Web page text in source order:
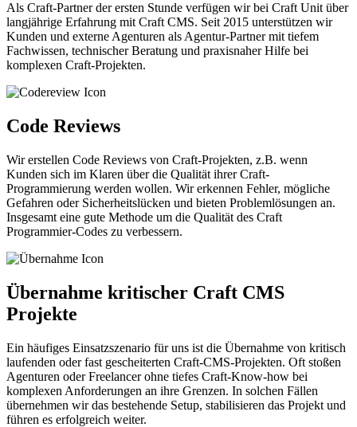
Als Craft-Partner der ersten Stunde verfügen wir bei Craft Unit über
langjährige Erfahrung mit Craft CMS. Seit 2015 unterstützen wir
Kunden und externe Agenturen als Agentur-Partner mit tiefem
Fachwissen, technischer Beratung und praxisnaher Hilfe bei
komplexen Craft-Projekten.
Code Reviews
Wir erstellen Code Reviews von Craft-Projekten, z.B. wenn
Kunden sich im Klaren über die Qualität ihrer Craft-
Programmierung werden wollen. Wir erkennen Fehler, mögliche
Gefahren oder Sicherheitslücken und bieten Problemlösungen an.
Insgesamt eine gute Methode um die Qualität des Craft
Programmier-Codes zu verbessern.
Übernahme kritischer Craft CMS
Projekte
Ein häufiges Einsatzszenario für uns ist die Übernahme von kritisch
laufenden oder fast gescheiterten Craft-CMS-Projekten. Oft stoßen
Agenturen oder Freelancer ohne tiefes Craft-Know-how bei
komplexen Anforderungen an ihre Grenzen. In solchen Fällen
übernehmen wir das bestehende Setup, stabilisieren das Projekt und
führen es erfolgreich weiter.